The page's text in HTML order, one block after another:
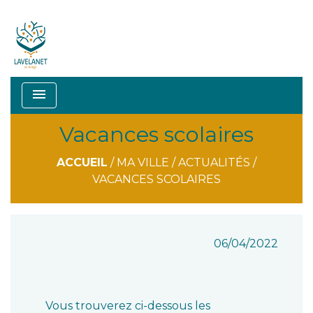
menu
Vacances scolaires
ACCUEIL / MA VILLE /ACTUALITÉS /
VACANCES SCOLAIRES
06/04/2022
Vous trouverez ci-dessous les